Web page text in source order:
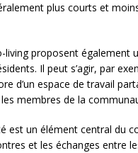
plus courts et
living proposent également
Il peut s’agir, par
d’un espace de travail
membres de la
est un élément central du
et les échanges entre